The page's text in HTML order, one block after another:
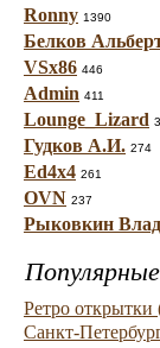
Ronny 1390
Белков
VSx86 446
Admin 411
Lounge_Lizard
Гудков А.И. 274
Ed4x4 261
OVN 237
Рыковкин
Ретро открытки
Санкт-